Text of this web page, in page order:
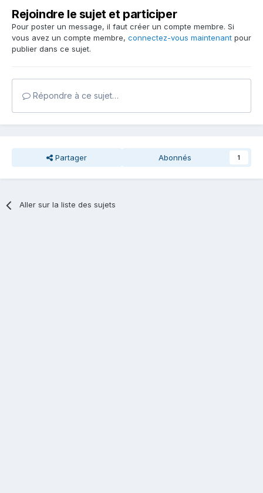
Rejoindre le sujet et participer
Pour poster un message, il faut créer un compte membre. Si
vous avez un compte membre, connectez-vous maintenant pour
publier dans ce sujet.
Répondre à ce sujet…
Partager Abonnés 1
Aller sur la liste des sujets